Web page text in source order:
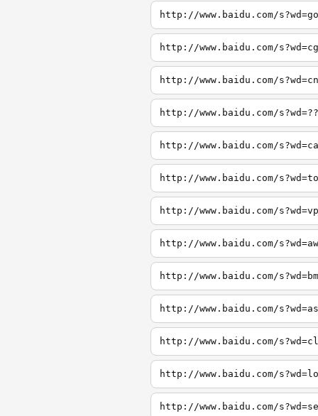
http://www.baidu.com/
http://www.baidu.com/
http://www.baidu.com/
http://www.baidu.com/
http://www.baidu.com/
http://www.baidu.com/
http://www.baidu.com/
http://www.baidu.com/
http://www.baidu.com/
http://www.baidu.com/
http://www.baidu.com/
http://www.baidu.com/
http://www.baidu.com/